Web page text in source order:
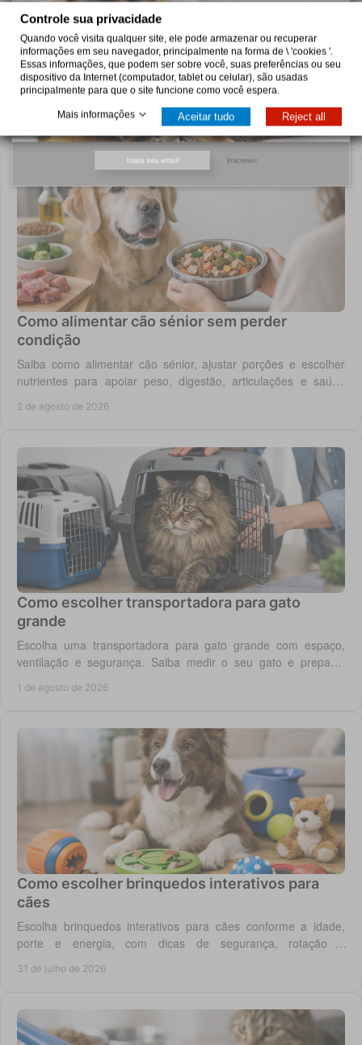
Inscrever
Escolher comida húmida para gatos sem erros
Saiba quando escolher comida húmida para gatos, como
comparar ingredientes e cuidados a ter em dietas urinárias,
renais, digestivas ou de controlo de peso.
Como alimentar cão sénior sem perder
condição
Saiba como alimentar cão sénior, ajustar porções e escolher
nutrientes para apoiar peso, digestão, articulações e saúde
2 de agosto de 2026
Como escolher transportadora para gato
grande
Escolha uma transportadora para gato grande com espaço,
ventilação e segurança. Saiba medir o seu gato e preparar
1 de agosto de 2026
Como escolher brinquedos interativos para
cães
Escolha brinquedos interativos para cães conforme a idade,
porte e energia, com dicas de segurança, rotação e
31 de julho de 2026
Controle sua privacidade
Quando você visita qualquer site, ele pode armazenar ou recuperar
informações em seu navegador, principalmente na forma de \ 'cookies '.
Essas informações, que podem ser sobre você, suas preferências ou seu
dispositivo da Internet (computador, tablet ou celular), são usadas
principalmente para que o site funcione como você espera.
Mais informações Aceitar tudo Reject all